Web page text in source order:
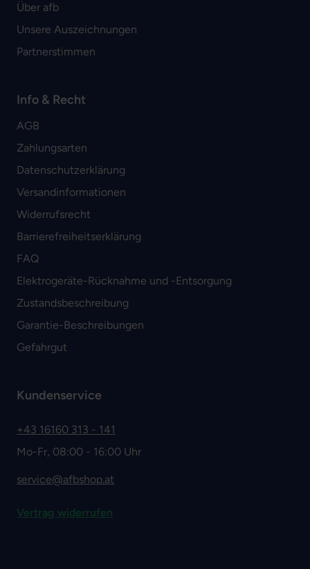
Über afb
Unsere Auszeichnungen
Partnerstimmen
Info & Recht
AGB
Zahlungsarten
Datenschutzerklärung
Versandinformationen
Widerrufsrecht
Barrierefreiheitserklärung
FAQ
Elektrogeräte-Rücknahme und -Entsorgung
Zustandsbeschreibung
Garantie-Beschreibungen
Gefahrgut
Kundenservice
+43 16160 313 - 141
Mo-Fr, 08:00 - 16:00 Uhr
service@afbshop.at
Vertrag widerrufen